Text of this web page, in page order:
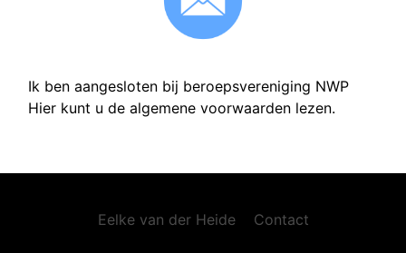
Ik ben aangesloten bij beroepsvereniging NWP
Hier kunt u de algemene voorwaarden lezen.
Eelke van der Heide Contact